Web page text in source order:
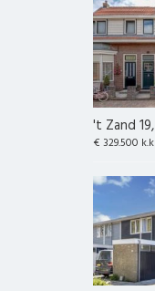
't Zand
€ 329.500 k.k